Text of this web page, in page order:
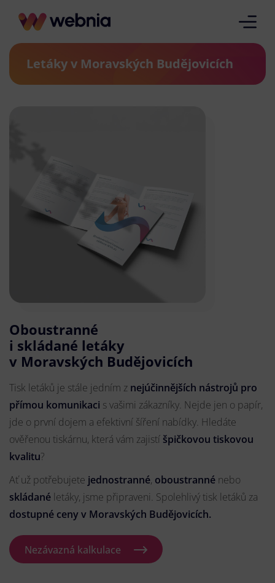
Letáky v Moravských Budějovicích
Oboustranné
i skládané letáky
v Moravských Budějovicích
Tisk letáků je stále jedním z nejúčinnějších nástrojů pro
přímou komunikaci s vašimi zákazníky. Nejde jen o papír,
jde o první dojem a efektivní šíření nabídky. Hledáte
ověřenou tiskárnu, která vám zajistí špičkovou tiskovou
kvalitu?
Ať už potřebujete jednostranné, oboustranné nebo
skládané letáky, jsme připraveni. Spolehlivý tisk letáků za
dostupné ceny v Moravských Budějovicích.
Nezávazná kalkulace